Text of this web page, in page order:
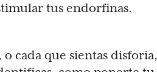
tus endorfinas.
cada que sientas